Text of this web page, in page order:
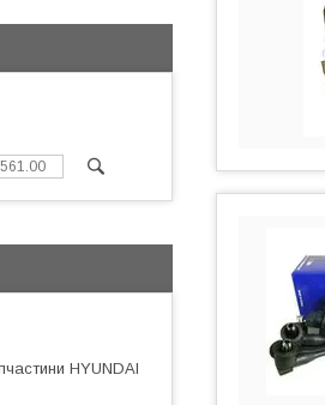
HYUNDAI